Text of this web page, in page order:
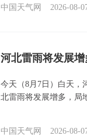
中国天气网 2026-08-
河北雷雨将发展
今天（8月7日）白天，
北雷雨将发展增多，局
中国天气网 2026-08-